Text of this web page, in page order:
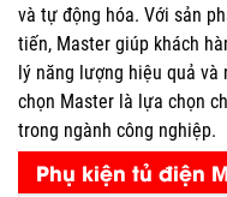
Phụ kiện tủ điện
và tự động hóa. Với sản
tiến, Master giúp khách
lý năng lượng hiệu quả và
chọn Master là lựa chọn
trong ngành công nghiệp.